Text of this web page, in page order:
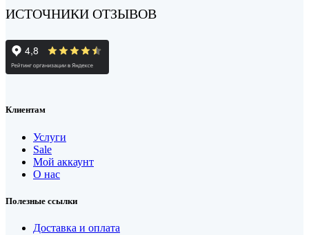
ИСТОЧНИКИ ОТЗЫВОВ
Клиентам
Услуги
Sale
Мой аккаунт
О нас
Полезные ссылки
Доставка и оплата